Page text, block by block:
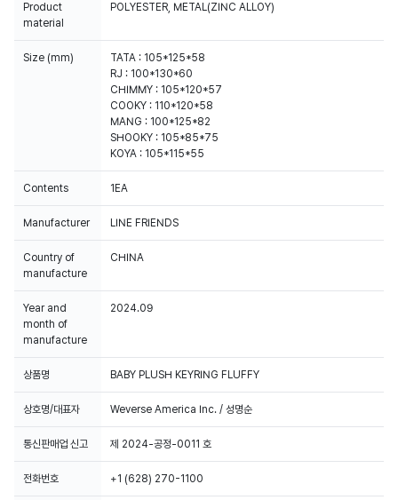
Product
material
POLYESTER, METAL(ZINC ALLOY)
Size (mm)
TATA : 105*125*58
RJ : 100*130*60
CHIMMY : 105*120*57
COOKY : 110*120*58
MANG : 100*125*82
SHOOKY : 105*85*75
KOYA : 105*115*55
Contents 1EA
Manufacturer LINE FRIENDS
Country of
manufacture
CHINA
Year and
month of
manufacture
2024.09
상품명 BABY PLUSH KEYRING FLUFFY
상호명/대표자 Weverse America Inc. / 성명순
통신판매업 신고 제 2024-공정-0011 호
전화번호 +1 (628) 270-1100